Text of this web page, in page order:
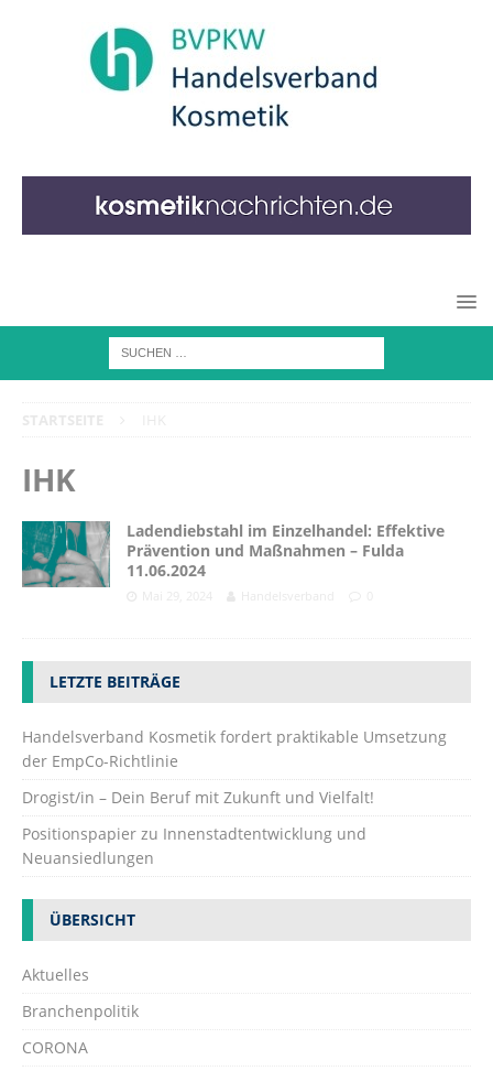
IHK
Ladendiebstahl im Einzelhandel: Effektive
Prävention und Maßnahmen – Fulda
11.06.2024
LETZTE BEITRÄGE
Handelsverband Kosmetik fordert praktikable Umsetzung
der EmpCo-Richtlinie
Drogist/in – Dein Beruf mit Zukunft und Vielfalt!
Positionspapier zu Innenstadtentwicklung und
Neuansiedlungen
ÜBERSICHT
Aktuelles
Branchenpolitik
CORONA